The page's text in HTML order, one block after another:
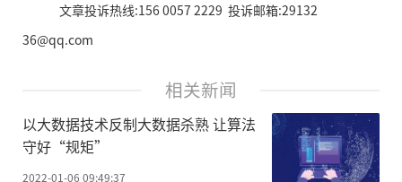
文章投诉热线:156 0057 2229 投诉邮箱:29132
36@qq.com
相关新闻
以大数据技术反制大数据杀熟 让算法
守好“规矩”
2022-01-06 09:49:37